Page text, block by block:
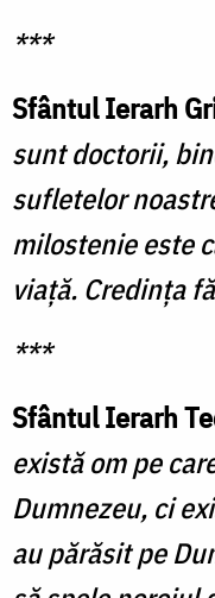
***
Sfântul Ierarh
sunt doctorii,
sufletelor
milostenie este
viaţă. Credinţa
***
Sfântul Ierarh
există om pe
Dumnezeu, ci
au părăsit pe